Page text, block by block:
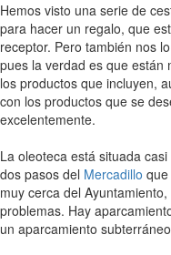
Hemos visto una serie de
para hacer un regalo, que
receptor. Pero también nos
pues la verdad es que están
los productos que incluyen,
con los productos que se
excelentemente.
La oleoteca está situada
dos pasos del Mercadillo
muy cerca del
problemas. Hay
un aparcamiento